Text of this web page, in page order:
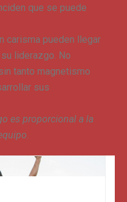
que se puede
carisma pueden llegar
liderazgo. No
tanto magnetismo
sus
es proporcional a la
.